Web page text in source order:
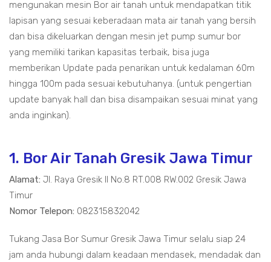
mengunakan mesin Bor air tanah untuk mendapatkan titik
lapisan yang sesuai keberadaan mata air tanah yang bersih
dan bisa dikeluarkan dengan mesin jet pump sumur bor
yang memiliki tarikan kapasitas terbaik, bisa juga
memberikan Update pada penarikan untuk kedalaman 60m
hingga 100m pada sesuai kebutuhanya. (untuk pengertian
update banyak hall dan bisa disampaikan sesuai minat yang
anda inginkan).
1. Bor Air Tanah Gresik Jawa Timur
Alamat: Jl. Raya Gresik II No.8 RT.008 RW.002 Gresik Jawa
Timur
Nomor Telepon: 082315832042
Tukang Jasa Bor Sumur Gresik Jawa Timur selalu siap 24
jam anda hubungi dalam keadaan mendasek, mendadak dan